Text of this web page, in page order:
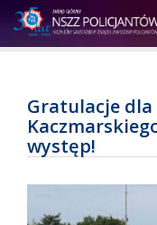
Gratulacje dla
występ!